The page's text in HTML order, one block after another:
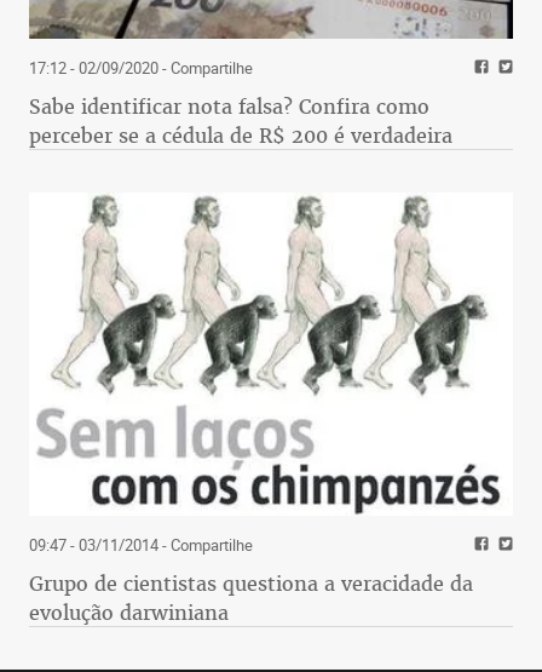
17:12 - 02/09/2020- Compartilhe
Sabe identificar nota falsa? Confira como
perceber se a cédula de R$ 200 é verdadeira
09:47 - 03/11/2014- Compartilhe
Grupo de cientistas questiona a veracidade da
evolução darwiniana